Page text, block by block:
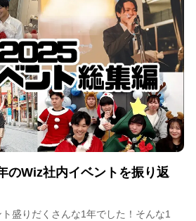
のWiz社内イベントを振り返
盛りだくさんな1年でした！そんな1